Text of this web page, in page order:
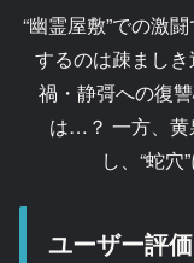
“幽霊屋敷”での激
するのは疎まし
禍・静彁への復
は…？ 一方、黄
し、“蛇
ユーザー評価